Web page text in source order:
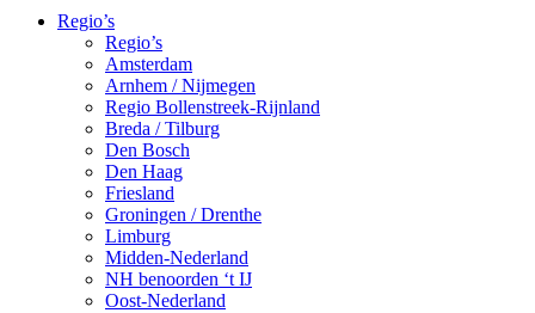
Regio’s
Regio’s
Amsterdam
Arnhem / Nijmegen
Regio Bollenstreek-Rijnland
Breda / Tilburg
Den Bosch
Den Haag
Friesland
Groningen / Drenthe
Limburg
Midden-Nederland
NH benoorden ‘t IJ
Oost-Nederland